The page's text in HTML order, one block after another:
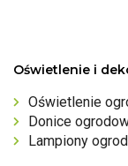
Oświetlenie i
Oświetlenie
Donice
Lampiony